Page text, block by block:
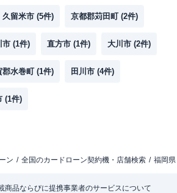
久留米市 (5件) 京都郡苅田町 (2件)
市 (1件) 直方市 (1件) 大川市 (2件)
郡水巻町 (1件) 田川市 (4件)
(1件)
ン 全国のカードローン契約機・店舗検索 福岡県
商品ならびに提携事業者のサービスについて